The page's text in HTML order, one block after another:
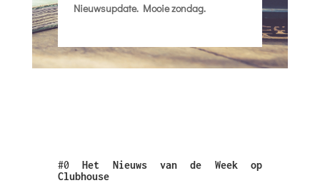
Nieuwsupdate. Mooie zondag.
#0Het Nieuws van de Week op
Clubhouse